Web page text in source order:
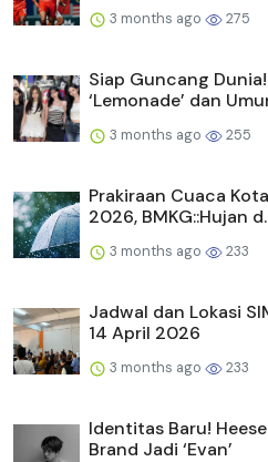
3 months ago 275
Siap Guncang
‘Lemonade’ dan
3 months ago 255
Prakiraan Cuaca
2026, BMKG::Hujan
3 months ago 233
Jadwal dan Lokasi
14 April 2026
3 months ago 233
Identitas Baru!
Brand Jadi ‘Evan’